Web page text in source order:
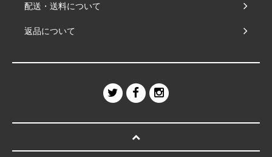
配送・送料について
返品について